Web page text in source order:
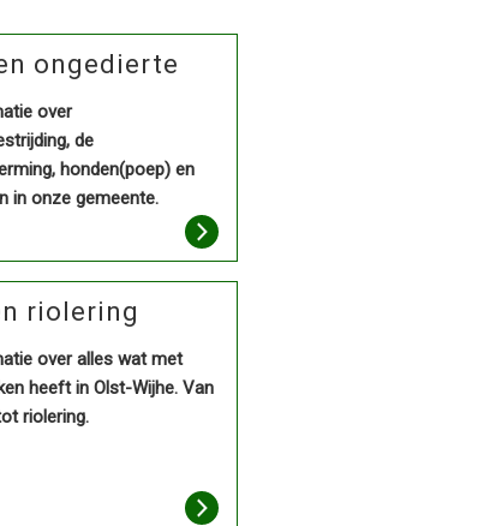
ongedierte
over
de
honden(poep) en
in onze gemeente.
riolering
over alles wat met
heeft in Olst-Wijhe. Van
riolering.